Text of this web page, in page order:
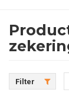
Filter